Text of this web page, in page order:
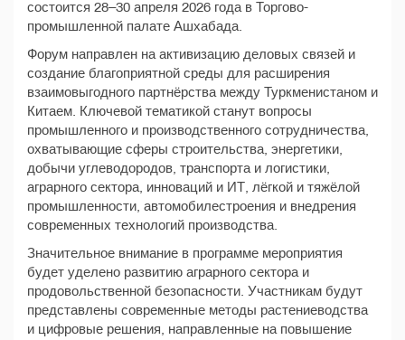
состоится 28–30 апреля 2026 года в Торгово-
промышленной палате Ашхабада.
Форум направлен на активизацию деловых связей и
создание благоприятной среды для расширения
взаимовыгодного партнёрства между Туркменистаном и
Китаем. Ключевой тематикой станут вопросы
промышленного и производственного сотрудничества,
охватывающие сферы строительства, энергетики,
добычи углеводородов, транспорта и логистики,
аграрного сектора, инноваций и ИТ, лёгкой и тяжёлой
промышленности, автомобилестроения и внедрения
современных технологий производства.
Значительное внимание в программе мероприятия
будет уделено развитию аграрного сектора и
продовольственной безопасности. Участникам будут
представлены современные методы растениеводства
и цифровые решения, направленные на повышение